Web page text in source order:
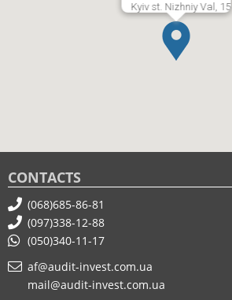
Kyiv st. Nizhniy Val, 15
CONTACTS
(068)685-86-81
(097)338-12-88
(050)340-11-17
af@audit-invest.com.ua
mail@audit-invest.com.ua